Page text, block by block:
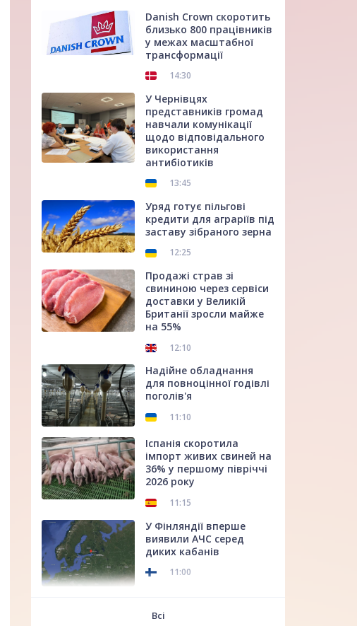
Danish Crown скоротить
близько 800 працівників
у межах масштабної
трансформації
14:30
У Чернівцях
представників громад
навчали комунікації
щодо відповідального
використання
антибіотиків
13:45
Уряд готує пільгові
кредити для аграріїв під
заставу зібраного зерна
12:25
Продажі страв зі
свининою через сервіси
доставки у Великій
Британії зросли майже
на 55%
12:10
Надійне обладнання
для повноцінної годівлі
поголів'я
11:10
Іспанія скоротила
імпорт живих свиней на
36% у першому півріччі
2026 року
11:15
У Фінляндії вперше
виявили АЧС серед
диких кабанів
11:00
Всі